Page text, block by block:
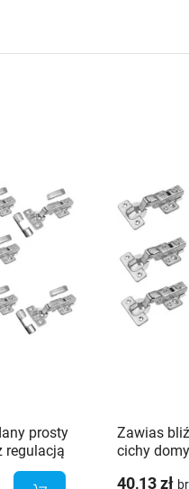
prosty
regulacją
- 10
Zawias
cichy
40,13 zł